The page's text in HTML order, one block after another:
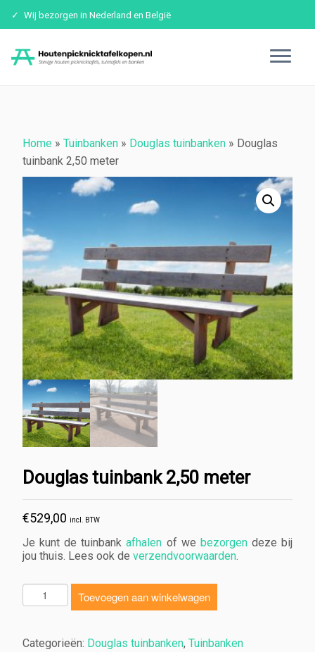
Wij bezorgen in Nederland en België
Home » Tuinbanken » Douglas tuinbanken » Douglas
tuinbank 2,50 meter
Douglas tuinbank 2,50 meter
€529,00 incl. BTW
Je kunt de tuinbankafhalen of we bezorgendeze bij
jou thuis. Lees ook de verzendvoorwaarden.
o
g
Toevoegen aan winkelwagen
Categorieën: Douglas tuinbanken, Tuinbanken